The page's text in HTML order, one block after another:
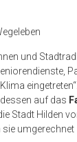
und
auf das
die Stadt Hilden
sie umgerechnet